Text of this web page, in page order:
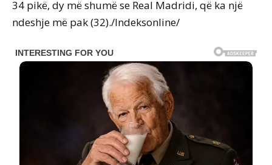
34 pikë, dy më shumë se Real Madridi, që ka një
ndeshje më pak (32)./Indeksonline/